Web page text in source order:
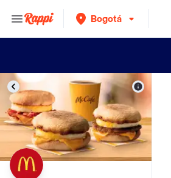
Bogotá